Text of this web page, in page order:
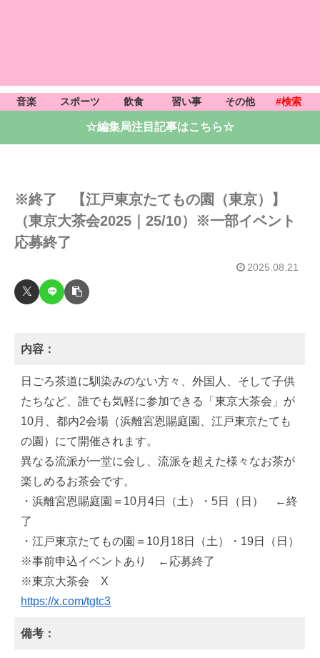
音楽 スポーツ 飲食 習い事 その他 #検索
☆編集局注目記事はこちら☆
※終了 【江戸東京たてもの園（東京）】
（東京大茶会2025｜25/10）※一部イベント
応募終了
2025.08.21
内容：
日ごろ茶道に馴染みのない方々、外国人、そして子供
たちなど、誰でも気軽に参加できる「東京大茶会」が
10月、都内2会場（浜離宮恩賜庭園、江戸東京たても
の園）にて開催されます。
異なる流派が一堂に会し、流派を超えた様々なお茶が
楽しめるお茶会です。
・浜離宮恩賜庭園＝10月4日（土）・5日（日） ←終
了
・江戸東京たてもの園＝10月18日（土）・19日（日）
※事前申込イベントあり ←応募終了
※東京大茶会 X
https://x.com/tgtc3
備考：